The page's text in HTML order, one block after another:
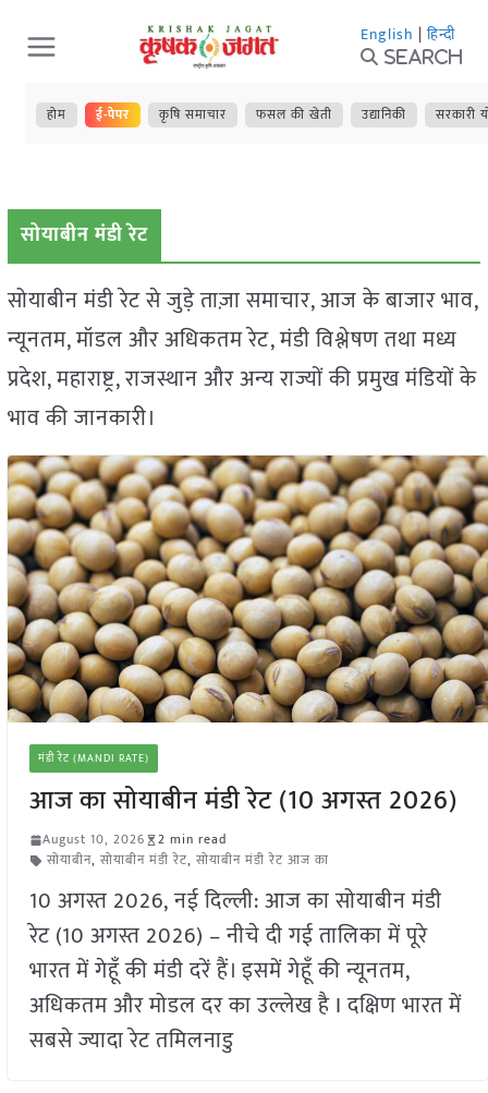
Skip
to
content
English | हिन्दी
Search
होम ई-पेपर कृषि समाचार फसल की खेती उद्यानिकी सरकारी
सोयाबीन मंडी रेट
सोयाबीन मंडी रेट से जुड़े ताज़ा समाचार, आज के बाजार भाव,
न्यूनतम, मॉडल और अधिकतम रेट, मंडी विश्लेषण तथा मध्य
प्रदेश, महाराष्ट्र, राजस्थान और अन्य राज्यों की प्रमुख मंडियों के
भाव की जानकारी।
मंडी रेट (MANDI RATE)
आज का सोयाबीन मंडी रेट (10 अगस्त 2026)
August 10, 2026
2 min read
सोयाबीन, सोयाबीन मंडी रेट, सोयाबीन मंडी रेट आज का
10 अगस्त 2026, नई दिल्ली: आज का सोयाबीन मंडी
रेट (10 अगस्त 2026) – नीचे दी गई तालिका में पूरे
भारत में गेहूँ की मंडी दरें हैं। इसमें गेहूँ की न्यूनतम,
अधिकतम और मोडल दर का उल्लेख है I दक्षिण भारत में
सबसे ज्यादा रेट तमिलनाडु